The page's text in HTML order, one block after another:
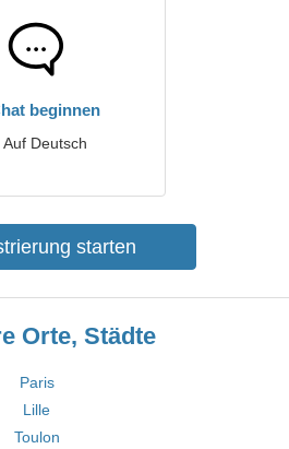
beginnen
Auf Deutsch
starten
Orte, Städte
Paris
Lille
Toulon